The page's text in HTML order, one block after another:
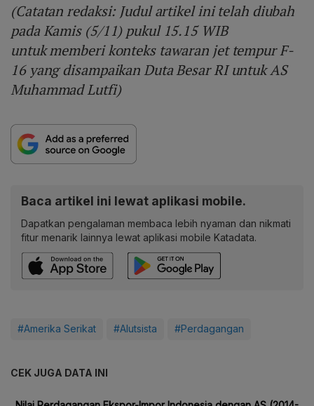
(Catatan redaksi: Judul artikel ini telah diubah
pada Kamis (5/11) pukul 15.15 WIB
untuk memberi konteks tawaran jet tempur F-
16 yang disampaikan Duta Besar RI untuk AS
Muhammad Lutfi)
Baca artikel ini lewat aplikasi mobile.
Dapatkan pengalaman membaca lebih nyaman dan nikmati
fitur menarik lainnya lewat aplikasi mobile Katadata.
#Amerika Serikat #Alutsista #Perdagangan
CEK JUGA DATA INI